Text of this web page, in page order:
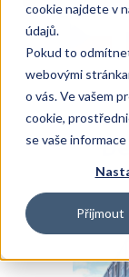
cookie najdete v
údajů.
Pokud to
webovými
o vás. Ve vašem
cookie,
se vaše
Přijmout